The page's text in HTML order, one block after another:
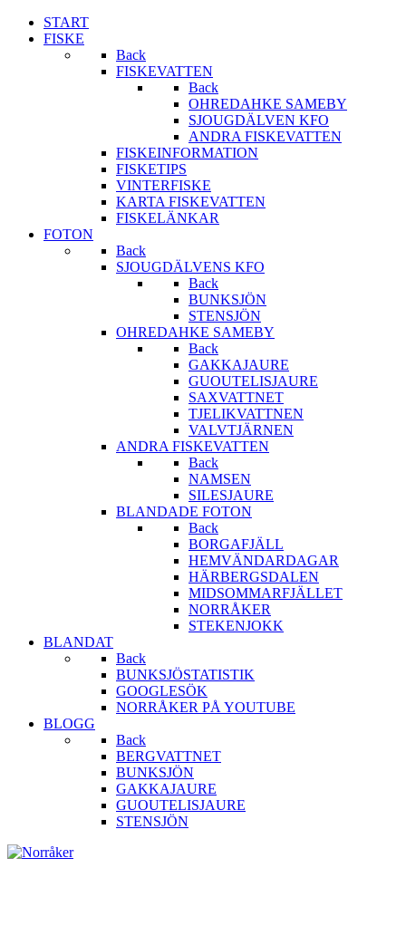
START
FISKE
Back
FISKEVATTEN
Back
OHREDAHKE SAMEBY
SJOUGDÄLVEN KFO
ANDRA FISKEVATTEN
FISKEINFORMATION
FISKETIPS
VINTERFISKE
KARTA FISKEVATTEN
FISKELÄNKAR
FOTON
Back
SJOUGDÄLVENS KFO
Back
BUNKSJÖN
STENSJÖN
OHREDAHKE SAMEBY
Back
GAKKAJAURE
GUOUTELISJAURE
SAXVATTNET
TJELIKVATTNEN
VALVTJÄRNEN
ANDRA FISKEVATTEN
Back
NAMSEN
SILESJAURE
BLANDADE FOTON
Back
BORGAFJÄLL
HEMVÄNDARDAGAR
HÄRBERGSDALEN
MIDSOMMARFJÄLLET
NORRÅKER
STEKENJOKK
BLANDAT
Back
BUNKSJÖSTATISTIK
GOOGLESÖK
NORRÅKER PÅ YOUTUBE
BLOGG
Back
BERGVATTNET
BUNKSJÖN
GAKKAJAURE
GUOUTELISJAURE
STENSJÖN